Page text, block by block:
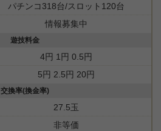
パチンコ318台/スロット120台
情報募集中
遊技料金
4円 1円 0.5円
5円 2.5円 20円
交換率(換金率)
27.5玉
非等価